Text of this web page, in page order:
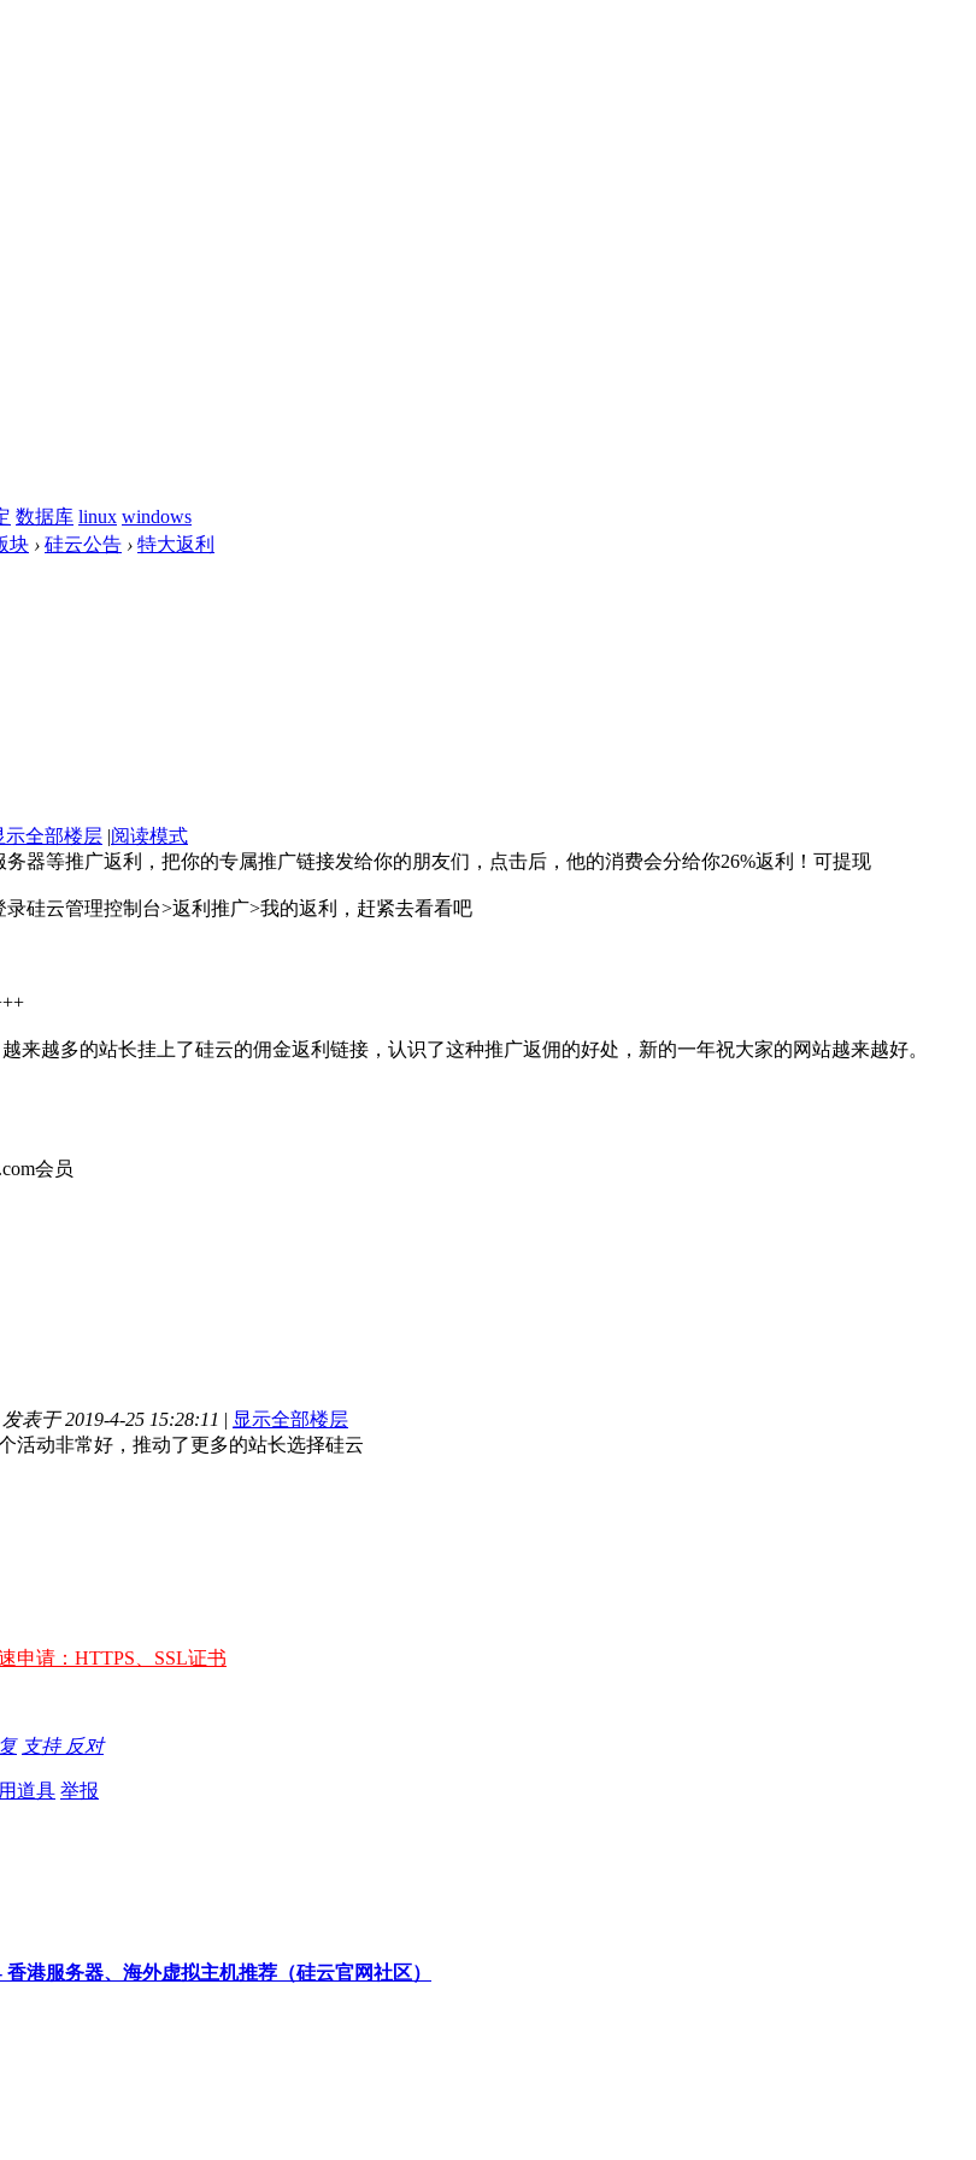
数据库 linux windows
块 › 硅云公告 › 特大返利
示全部楼层 |阅读模式
器等推广返利，把你的专属推广链接发给你的朋友们，点击后，他的消费会分给你26%返利！可提现
硅云管理控制台>返利推广>我的返利，赶紧去看看吧
来越多的站长挂上了硅云的佣金返利链接，认识了这种推广返佣的好处，新的一年祝大家的网站越来越好。
会员
发表于 2019-4-25 15:28:11 | 显示全部楼层
活动非常好，推动了更多的站长选择硅云
申请：HTTPS、SSL证书
支持 反对
道具 举报
港服务器、海外虚拟主机推荐（硅云官网社区）